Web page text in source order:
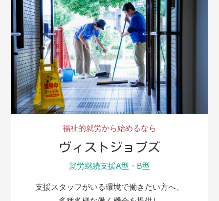
福祉的就労から始めるなら
ヴィストジョブズ
就労継続支援A型・B型
支援スタッフがいる環境で働きたい方へ、